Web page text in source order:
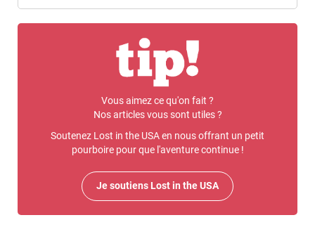
Vous aimez ce qu'on fait ?
Nos articles vous sont utiles ?
Soutenez Lost in the USA en nous offrant un petit
pourboire pour que l'aventure continue !
Je soutiens Lost in the USA